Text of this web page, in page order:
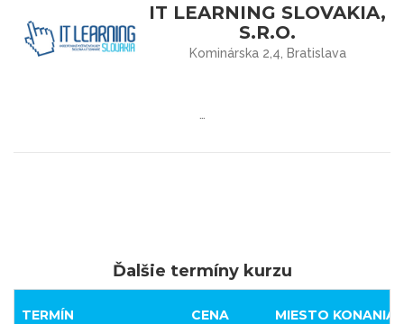
IT LEARNING SLOVAKIA,
S.R.O.
Kominárska 2,4, Bratislava
Ďalšie termíny kurzu
TERMÍN CENA MIESTO KONANIA